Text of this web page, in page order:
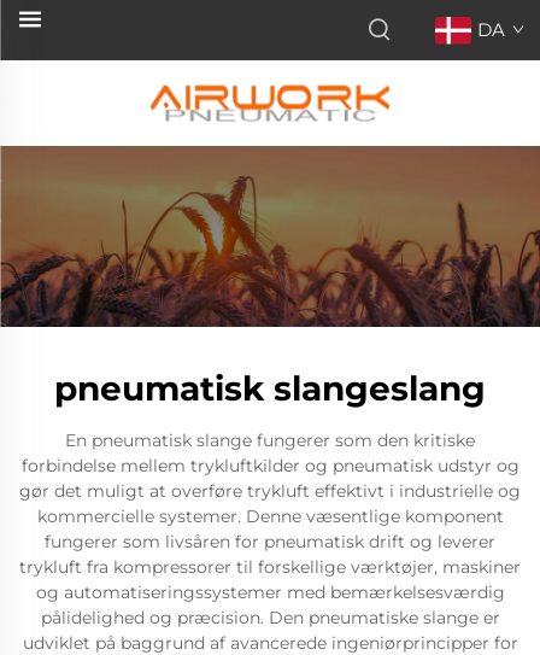
DA
pneumatisk slangeslang
En pneumatisk slange fungerer som den kritiske
forbindelse mellem trykluftkilder og pneumatisk udstyr og
gør det muligt at overføre trykluft effektivt i industrielle og
kommercielle systemer. Denne væsentlige komponent
fungerer som livsåren for pneumatisk drift og leverer
trykluft fra kompressorer til forskellige værktøjer, maskiner
og automatiseringssystemer med bemærkelsesværdig
pålidelighed og præcision. Den pneumatiske slange er
udviklet på baggrund af avancerede ingeniørprincipper for